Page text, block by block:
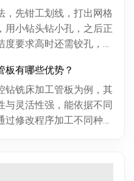
，先钳工划线，打出网格
用小钻头钻小孔，之后正
度要求高时还需铰孔，最
度大、效率低...
板有哪些优势？
钻铣床加工管板为例，其
与灵活性强，能依据不同
过修改程序加工不同种